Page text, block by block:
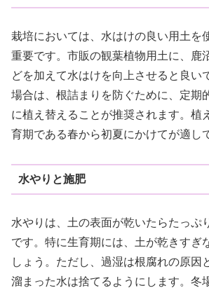
栽培においては、水はけの良い用土を
重要です。市販の観葉植物用土に、鹿
どを加えて水はけを向上させると良い
場合は、根詰まりを防ぐために、定期
に植え替えることが推奨されます。植
育期である春から初夏にかけてが適し
水やりと施肥
水やりは、土の表面が乾いたらたっぷ
です。特に生育期には、土が乾きすぎ
しょう。ただし、過湿は根腐れの原因
溜まった水は捨てるようにします。冬